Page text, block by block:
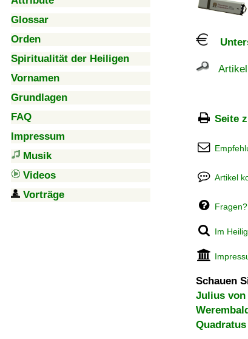
Glossar
Orden
Spiritualität der Heiligen
Vornamen
Grundlagen
FAQ
Impressum
Musik
Videos
Vorträge
Artikel
Seite
Artikel
Im
Schauen
Julius von
Quadratus